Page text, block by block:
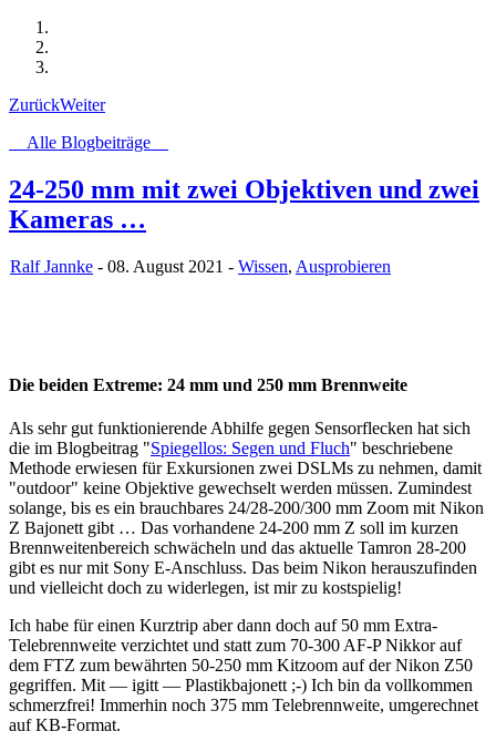
ZurückWeiter
Alle Blogbeiträge
24-250 mm mit zwei Objektiven und zwei
Kameras …
Ralf Jannke - 08. August 2021 - Wissen, Ausprobieren
Die beiden Extreme: 24 mm und 250 mm Brennweite
Als sehr gut funktionierende Abhilfe gegen Sensorflecken hat sich
die im Blogbeitrag "Spiegellos: Segen und Fluch" beschriebene
Methode erwiesen für Exkursionen zwei DSLMs zu nehmen, damit
"outdoor" keine Objektive gewechselt werden müssen. Zumindest
solange, bis es ein brauchbares 24/28-200/300 mm Zoom mit Nikon
Z Bajonett gibt … Das vorhandene 24-200 mm Z soll im kurzen
Brennweitenbereich schwächeln und das aktuelle Tamron 28-200
gibt es nur mit Sony E-Anschluss. Das beim Nikon herauszufinden
und vielleicht doch zu widerlegen, ist mir zu kostspielig!
Ich habe für einen Kurztrip aber dann doch auf 50 mm Extra-
Telebrennweite verzichtet und statt zum 70-300 AF-P Nikkor auf
dem FTZ zum bewährten 50-250 mm Kitzoom auf der Nikon Z50
gegriffen. Mit — igitt — Plastikbajonett ;-) Ich bin da vollkommen
schmerzfrei! Immerhin noch 375 mm Telebrennweite, umgerechnet
auf KB-Format.